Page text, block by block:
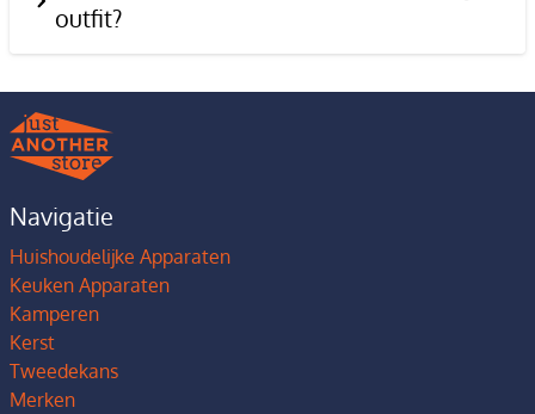
outfit?
Navigatie
Huishoudelijke Apparaten
Keuken Apparaten
Kamperen
Kerst
Tweedekans
Merken